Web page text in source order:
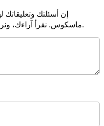
إن أسئلتك
ماسكوس. نقرأ آراءك، ونرد عليها، بناء على طلبكم في أسرع وقت ممكن.